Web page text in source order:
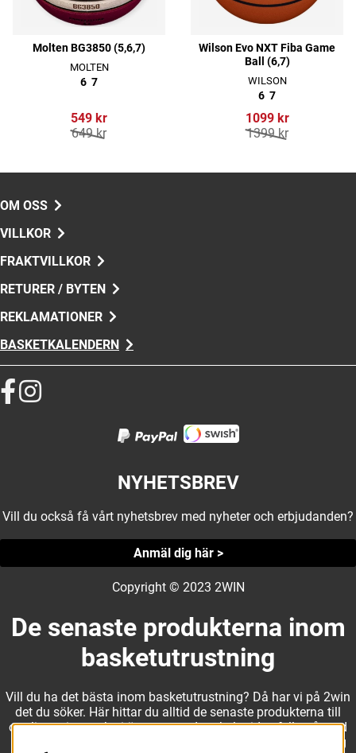
Molten BG3850 (5,6,7)
MOLTEN
6 7
549 kr
649 kr
Wilson Evo NXT Fiba Game
Ball (6,7)
WILSON
6 7
1099 kr
1399 kr
OM OSS
VILLKOR
FRAKTVILLKOR
RETURER / BYTEN
REKLAMATIONER
BASKETKALENDERN
NYHETSBREV
Vill du också få vårt nyhetsbrev med nyheter och erbjudanden?
Anmäl dig här >
Copyright © 2023 2WIN
De senaste produkterna inom
basketutrustning
Vill du ha det bästa inom basketutrustning? Då har vi på 2win
det du söker. Här hittar du alltid de senaste produkterna till
otroliga priser, och vi är noga med att hela tiden fylla på med
nyheter i webbshopen. Det gör oss till ett naturligt val för dig